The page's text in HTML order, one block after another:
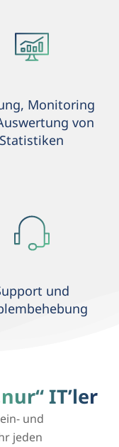
Monitoring
von
Statistiken
und
IT’ler
und
jeden